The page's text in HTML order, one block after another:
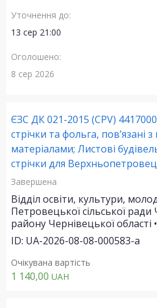
Уточнення до:
13 сер 21:00
Оголошено:
8 сер 2026
ЄЗС ДК 021-2015 (CPV)
стрічки та фольга, пов’язані
матеріалами; Листові
стрічки для
Завершена
Відділ освіти, культури,
Петровецької сільської
району Чернівецької області
ID: UA-2026-08-08-000583-a
Очікувана вартість
1 140,00 UAH